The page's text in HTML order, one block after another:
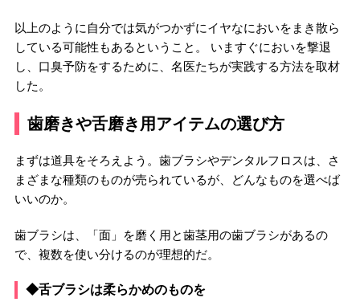
以上のように自分では気がつかずにイヤなにおいをまき散ら
している可能性もあるということ。 いますぐにおいを撃退
し、口臭予防をするために、名医たちが実践する方法を取材
した。
歯磨きや舌磨き用アイテムの選び方
まずは道具をそろえよう。歯ブラシやデンタルフロスは、さ
まざまな種類のものが売られているが、どんなものを選べば
いいのか。
歯ブラシは、「面」を磨く用と歯茎用の歯ブラシがあるの
で、複数を使い分けるのが理想的だ。
◆舌ブラシは柔らかめのものを